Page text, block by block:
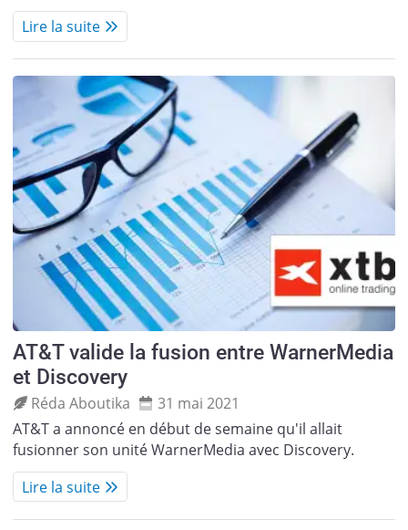
Lire la suite
AT&T valide la fusion entre WarnerMedia
et Discovery
Réda Aboutika
31 mai 2021
AT&T a annoncé en début de semaine qu'il allait
fusionner son unité WarnerMedia avec Discovery.
Lire la suite